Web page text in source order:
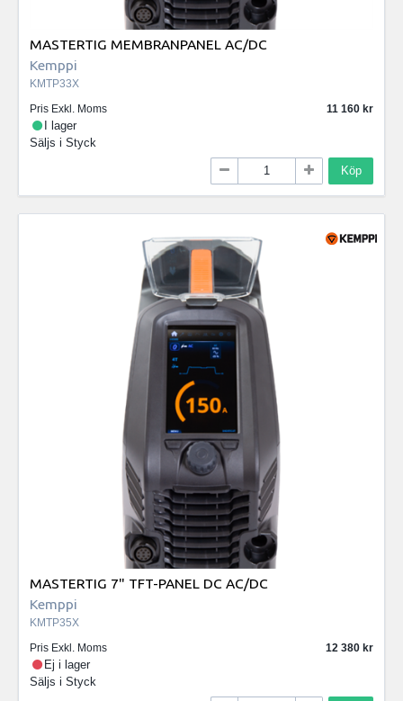
MASTERTIG MEMBRANPANEL AC/DC
Kemppi
KMTP33X
Pris Exkl. Moms
11 160
I lager
Säljs i Styck
Köp
MASTERTIG 7" TFT-PANEL DC AC/DC
Kemppi
KMTP35X
Pris Exkl. Moms
12 380
Ej i lager
Säljs i Styck